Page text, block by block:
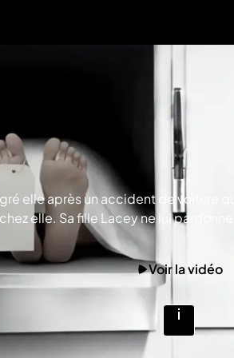
elle après un accident de
elle. Sa fille Lacey ne lui
Voir la vidéo
Voir